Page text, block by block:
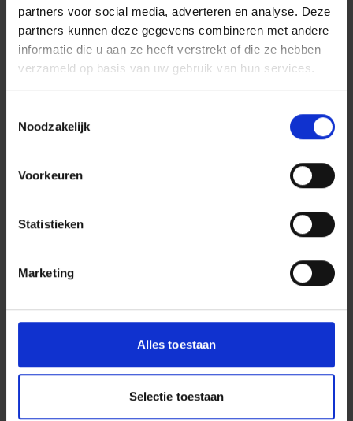
partners voor social media, adverteren en analyse. Deze
partners kunnen deze gegevens combineren met andere
informatie die u aan ze heeft verstrekt of die ze hebben
verzameld op basis van uw gebruik van hun services.
Noodzakelijk
Voorkeuren
Statistieken
Marketing
Alles toestaan
Selectie toestaan
LEES ALLES OVER DIT PROJECT
staat in het teken van verbinden en
en gelijk een goede plek voor koffie